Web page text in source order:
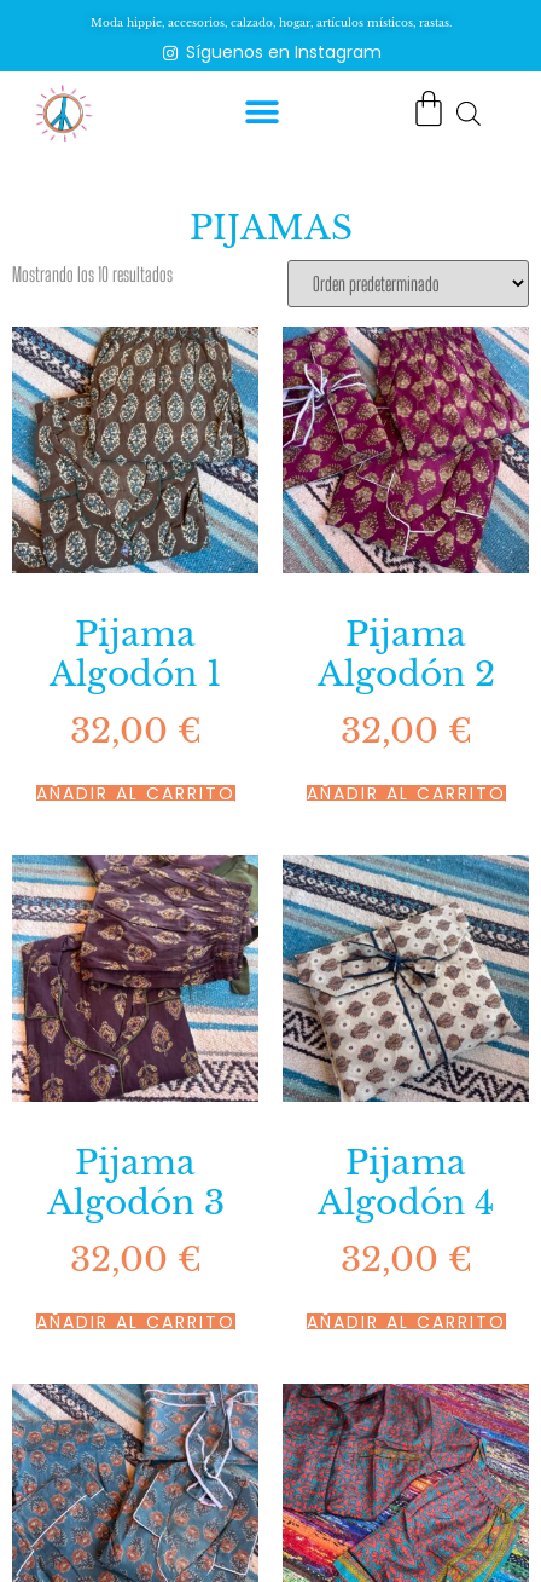
Moda hippie, accesorios, calzado, hogar, artículos místicos, rastas.
Síguenos en Instagram
PIJAMAS
Mostrando los 10 resultados
Pijama
Algodón 1
32,00 €
AÑADIR AL CARRITO
Pijama
Algodón 2
32,00 €
AÑADIR AL CARRITO
Pijama
Algodón 3
32,00 €
AÑADIR AL CARRITO
Pijama
Algodón 4
32,00 €
AÑADIR AL CARRITO